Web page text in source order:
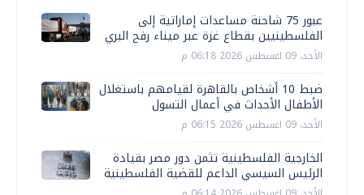
عبور 75 شاحنة مساعدات إماراتية إلى
الفلسطينيين بقطاع غزة عبر ميناء رفح البري
الأحد، 09 اغسطس 2026 06:18 م
ضبط 10 أشخاص بالقاهرة لقيامهم باستغلال
الأطفال الأحداث في أعمال التسول
الأحد، 09 اغسطس 2026 06:15 م
الخارجية الفلسطينية تثمن دور مصر بقيادة
الرئيس السيسي الداعم للقضية الفلسطينية